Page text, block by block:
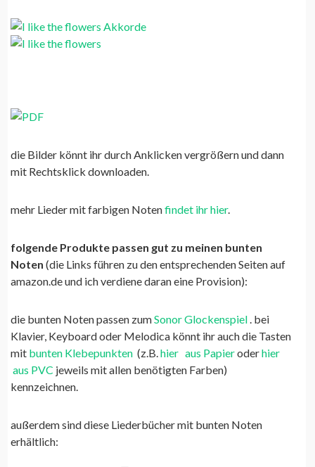
die Bilder könnt ihr durch Anklicken vergrößern und dann
mit Rechtsklick downloaden.
mehr Lieder mit farbigen Notenfindet ihr hier.
folgende Produkte passen gut zu meinen bunten
Noten (die Links führen zu den entsprechenden Seiten auf
amazon.de und ich verdiene daran eine Provision):
die bunten Noten passen zumSonor Glockenspiel . bei
Klavier, Keyboard oder Melodica könnt ihr auch die Tasten
mit bunten Klebepunkten (z.B.hier aus Papieroderhier
aus PVC jeweils mit allen benötigten Farben)
kennzeichnen.
außerdem sind diese Liederbücher mit bunten Noten
erhältlich: